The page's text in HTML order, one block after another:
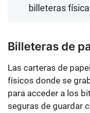
billeteras
Billeteras de
Las carteras de
físicos donde se
para acceder a los
seguras de guardar